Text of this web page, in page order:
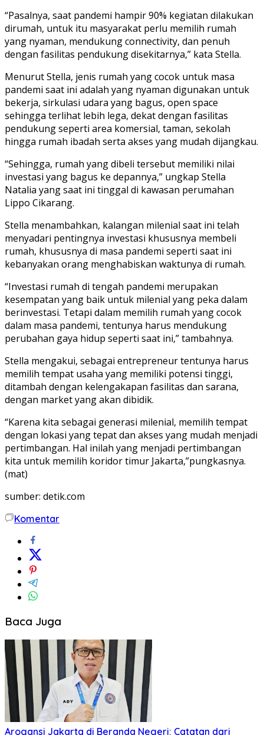
“Pasalnya, saat pandemi hampir 90% kegiatan dilakukan
dirumah, untuk itu masyarakat perlu memilih rumah
yang nyaman, mendukung connectivity, dan penuh
dengan fasilitas pendukung disekitarnya,” kata Stella.
Menurut Stella, jenis rumah yang cocok untuk masa
pandemi saat ini adalah yang nyaman digunakan untuk
bekerja, sirkulasi udara yang bagus, open space
sehingga terlihat lebih lega, dekat dengan fasilitas
pendukung seperti area komersial, taman, sekolah
hingga rumah ibadah serta akses yang mudah dijangkau.
“Sehingga, rumah yang dibeli tersebut memiliki nilai
investasi yang bagus ke depannya,” ungkap Stella
Natalia yang saat ini tinggal di kawasan perumahan
Lippo Cikarang.
Stella menambahkan, kalangan milenial saat ini telah
menyadari pentingnya investasi khususnya membeli
rumah, khususnya di masa pandemi seperti saat ini
kebanyakan orang menghabiskan waktunya di rumah.
“Investasi rumah di tengah pandemi merupakan
kesempatan yang baik untuk milenial yang peka dalam
berinvestasi. Tetapi dalam memilih rumah yang cocok
dalam masa pandemi, tentunya harus mendukung
perubahan gaya hidup seperti saat ini,” tambahnya.
Stella mengakui, sebagai entrepreneur tentunya harus
memilih tempat usaha yang memiliki potensi tinggi,
ditambah dengan kelengakapan fasilitas dan sarana,
dengan market yang akan dibidik.
“Karena kita sebagai generasi milenial, memilih tempat
dengan lokasi yang tepat dan akses yang mudah menjadi
pertimbangan. Hal inilah yang menjadi pertimbangan
kita untuk memilih koridor timur Jakarta,”pungkasnya.
(mat)
sumber: detik.com
Komentar
Baca Juga
Arogansi Jakarta di Beranda Negeri: Catatan dari